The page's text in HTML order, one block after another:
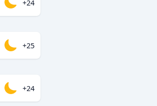
+24
+25
+24